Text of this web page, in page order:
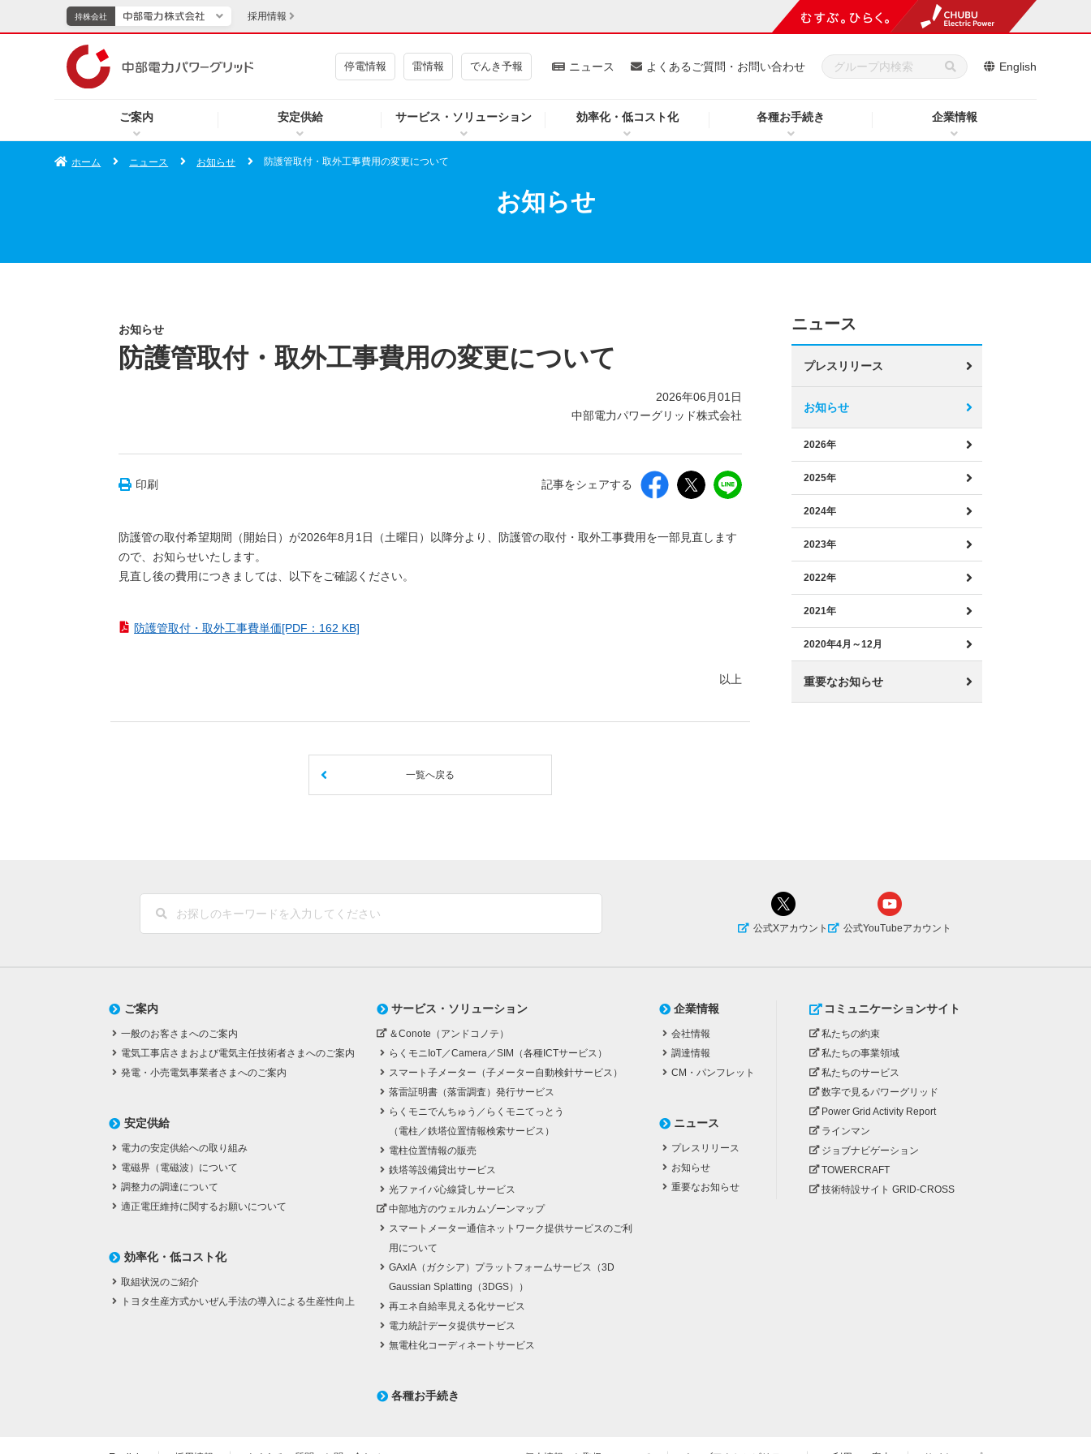
ご案内 安定供給 サービス・ソリューション 効率化・低コスト化 各種お手続き 企業情報
停電情報 雷情報 でんき予報 ニュース よくあるご質問・お問い合わせ English
持株会社
持株会社
TOPページへ エネルギー・原子力 CSR・環境・社会貢献
企業情報
採用情報
ホーム ニュース お知らせ 防護管取付・取外工事費用の変更について
お知らせ
お知らせ
防護管取付・取外工事費用の変更について
2026年06月01日
中部電力パワーグリッド株式会社
印刷 記事をシェアする
防護管の取付希望期間（開始日）が2026年8月1日（土曜日）以降分より、防護管の取付・取外工事費用を一部見直します
ので、お知らせいたします。
見直し後の費用につきましては、以下をご確認ください。
防護管取付・取外工事費単価[PDF：162 KB]
以上
一覧へ戻る
ニュース
プレスリリース
お知らせ
2026年
2025年
2024年
2023年
2022年
2021年
2020年4月～12月
重要なお知らせ
公式Xアカウント 公式YouTubeアカウント
ご案内
一般のお客さまへのご案内
電気工事店さまおよび電気主任技術者さまへのご案内
発電・小売電気事業者さまへのご案内
安定供給
電力の安定供給への取り組み
電磁界（電磁波）について
調整力の調達について
適正電圧維持に関するお願いについて
効率化・低コスト化
取組状況のご紹介
トヨタ生産方式かいぜん手法の導入による生産性向上
サービス・ソリューション
＆Conote（アンドコノテ）
らくモニIoT／Camera／SIM（各種ICTサービス）
スマート子メーター（子メーター自動検針サービス）
落雷証明書（落雷調査）発行サービス
らくモニでんちゅう／らくモニてっとう
（電柱／鉄塔位置情報検索サービス）
電柱位置情報の販売
鉄塔等設備貸出サービス
光ファイバ心線貸しサービス
中部地方のウェルカムゾーンマップ
スマートメーター通信ネットワーク提供サービスのご利
用について
GAxIA（ガクシア）プラットフォームサービス（3D
Gaussian Splatting（3DGS））
再エネ自給率見える化サービス
電力統計データ提供サービス
無電柱化コーディネートサービス
各種お手続き
企業情報
会社情報
調達情報
CM・パンフレット
ニュース
プレスリリース
お知らせ
重要なお知らせ
コミュニケーションサイト
私たちの約束
私たちの事業領域
私たちのサービス
数字で見るパワーグリッド
Power Grid Activity Report
ラインマン
ジョブナビゲーション
TOWERCRAFT
技術特設サイト GRID-CROSS